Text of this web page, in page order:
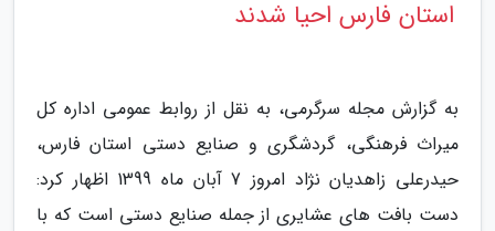
استان فارس احیا شدند
به گزارش مجله سرگرمی، به نقل از روابط عمومی اداره کل
میراث فرهنگی، گردشگری و صنایع دستی استان فارس،
حیدرعلی زاهدیان نژاد امروز 7 آبان ماه 1399 اظهار کرد:
دست بافت های عشایری از جمله صنایع دستی است که با